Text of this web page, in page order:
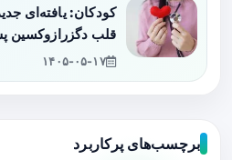
کودکان: یافته‌ای
قلب دگزرازوکسین پس از ۱۵ سال
۱۴۰۵-۰۵-۱۷
برچسب‌های پرکاربرد